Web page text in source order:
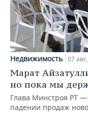
Недвижимость 07
Марат
но пока мы
Глава Минстроя РТ —
падении продаж